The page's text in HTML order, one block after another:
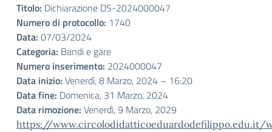
Titolo: Dichiarazione DS-2024000047
Numero di protocollo: 1740
Data: 07/03/2024
Categoria: Bandi e gare
Numero inserimento: 2024000047
Data inizio: Venerdì, 8 Marzo, 2024 – 16:20
Data fine: Domenica, 31 Marzo, 2024
Data rimozione: Venerdì, 9 Marzo, 2029
https://www.circolodidatticoeduardodefilippo.edu.it/